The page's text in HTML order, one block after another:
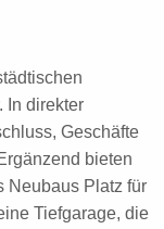
In direkter
Geschäfte
bieten
Neubaus Platz für
Tiefgarage, die